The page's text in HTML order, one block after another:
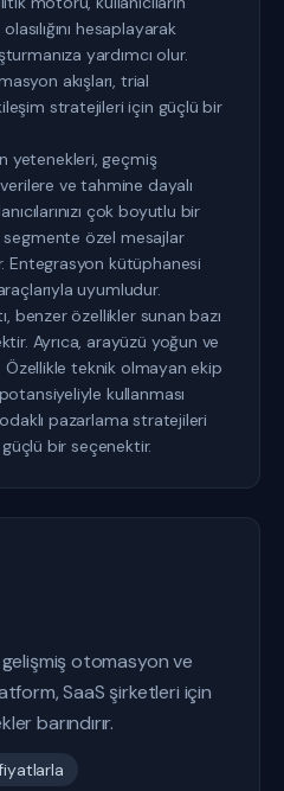
hesaplayarak
yardımcı olur.
akışları, trial
stratejileri için güçlü bir
yetenekleri, geçmiş
ve tahmine dayalı
çok boyutlu bir
segmente özel mesajlar
Entegrasyon kütüphanesi
uyumludur.
benzer özellikler sunan bazı
Ayrıca, arayüzü yoğun ve
teknik olmayan ekip
kullanması
pazarlama stratejileri
bir seçenektir.
otomasyon ve
SaaS şirketleri için
barındırır.